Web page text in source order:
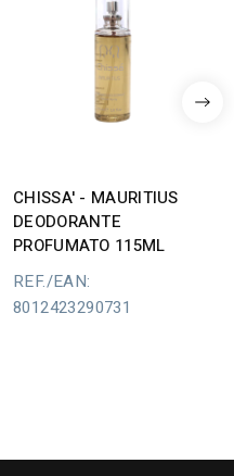
CHISSA' - MAURITIUS
DEODORANTE
PROFUMATO 115ML
REF./EAN:
8012423290731